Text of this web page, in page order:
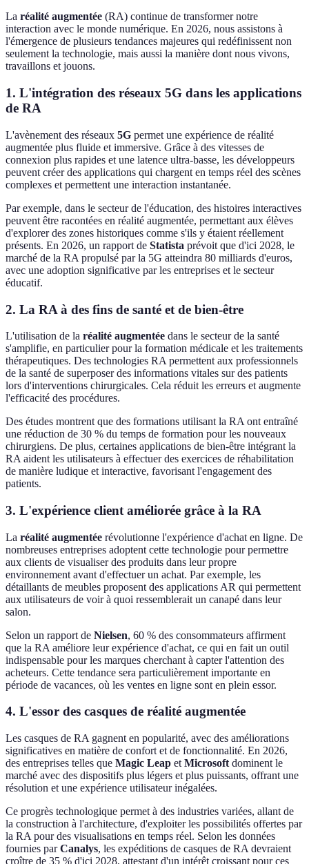
La réalité augmentée (RA) continue de transformer notre
interaction avec le monde numérique. En 2026, nous assistons à
l'émergence de plusieurs tendances majeures qui redéfinissent non
seulement la technologie, mais aussi la manière dont nous vivons,
travaillons et jouons.
1. L'intégration des réseaux 5G dans les applications
de RA
L'avènement des réseaux 5G permet une expérience de réalité
augmentée plus fluide et immersive. Grâce à des vitesses de
connexion plus rapides et une latence ultra-basse, les développeurs
peuvent créer des applications qui chargent en temps réel des scènes
complexes et permettent une interaction instantanée.
Par exemple, dans le secteur de l'éducation, des histoires interactives
peuvent être racontées en réalité augmentée, permettant aux élèves
d'explorer des zones historiques comme s'ils y étaient réellement
présents. En 2026, un rapport de Statista prévoit que d'ici 2028, le
marché de la RA propulsé par la 5G atteindra 80 milliards d'euros,
avec une adoption significative par les entreprises et le secteur
éducatif.
2. La RA à des fins de santé et de bien-être
L'utilisation de la réalité augmentée dans le secteur de la santé
s'amplifie, en particulier pour la formation médicale et les traitements
thérapeutiques. Des technologies RA permettent aux professionnels
de la santé de superposer des informations vitales sur des patients
lors d'interventions chirurgicales. Cela réduit les erreurs et augmente
l'efficacité des procédures.
Des études montrent que des formations utilisant la RA ont entraîné
une réduction de 30 % du temps de formation pour les nouveaux
chirurgiens. De plus, certaines applications de bien-être intégrant la
RA aident les utilisateurs à effectuer des exercices de réhabilitation
de manière ludique et interactive, favorisant l'engagement des
patients.
3. L'expérience client améliorée grâce à la RA
La réalité augmentée révolutionne l'expérience d'achat en ligne. De
nombreuses entreprises adoptent cette technologie pour permettre
aux clients de visualiser des produits dans leur propre
environnement avant d'effectuer un achat. Par exemple, les
détaillants de meubles proposent des applications AR qui permettent
aux utilisateurs de voir à quoi ressemblerait un canapé dans leur
salon.
Selon un rapport de Nielsen, 60 % des consommateurs affirment
que la RA améliore leur expérience d'achat, ce qui en fait un outil
indispensable pour les marques cherchant à capter l'attention des
acheteurs. Cette tendance sera particulièrement importante en
période de vacances, où les ventes en ligne sont en plein essor.
4. L'essor des casques de réalité augmentée
Les casques de RA gagnent en popularité, avec des améliorations
significatives en matière de confort et de fonctionnalité. En 2026,
des entreprises telles que Magic Leap et Microsoft dominent le
marché avec des dispositifs plus légers et plus puissants, offrant une
résolution et une expérience utilisateur inégalées.
Ce progrès technologique permet à des industries variées, allant de
la construction à l'architecture, d'exploiter les possibilités offertes par
la RA pour des visualisations en temps réel. Selon les données
fournies parCanalys, les expéditions de casques de RA devraient
croître de 35 % d'ici 2028, attestant d'un intérêt croissant pour ces